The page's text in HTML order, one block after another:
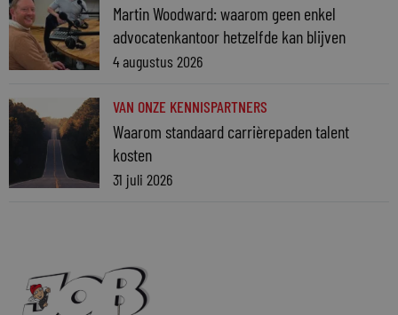
Martin Woodward: waarom geen enkel
advocatenkantoor hetzelfde kan blijven
4 augustus 2026
VAN ONZE KENNISPARTNERS
Waarom standaard carrièrepaden talent
kosten
31 juli 2026